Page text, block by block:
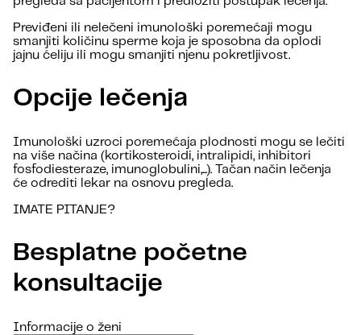
Previđeni ili nelečeni imunološki poremećaji mogu
smanjiti količinu sperme koja je sposobna da oplodi
jajnu ćeliju ili mogu smanjiti njenu pokretljivost.
Opcije lečenja
Imunološki uzroci poremećaja plodnosti mogu se lečiti
na više načina (kortikosteroidi, intralipidi, inhibitori
fosfodiesteraze, imunoglobulini,...). Tačan način lečenja
će odrediti lekar na osnovu pregleda.
IMATE PITANJE?
Besplatne početne
konsultacije
Informacije o ženi